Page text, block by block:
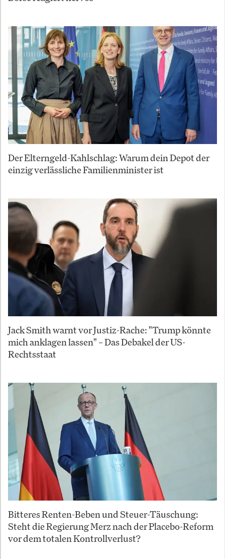
Der Elterngeld-Kahlschlag: Warum dein Depot der
einzig verlässliche Familienminister ist
Jack Smith warnt vor Justiz-Rache: "Trump könnte
mich anklagen lassen" – Das Debakel der US-
Rechtsstaat
Bitteres Renten-Beben und Steuer-Täuschung:
Steht die Regierung Merz nach der Placebo-Reform
vor dem totalen Kontrollverlust?